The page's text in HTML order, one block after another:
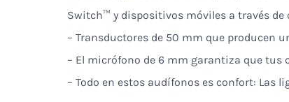
Switch™ y dispositivos móviles a través de
– Transductores de 50 mm que producen
– El micrófono de 6 mm garantiza que tus
– Todo en estos audífonos es confort: Las